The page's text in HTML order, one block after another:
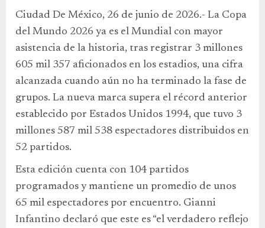
Ciudad De México, 26 de junio de 2026.- La Copa
del Mundo 2026 ya es el Mundial con mayor
asistencia de la historia, tras registrar 3 millones
605 mil 357 aficionados en los estadios, una cifra
alcanzada cuando aún no ha terminado la fase de
grupos. La nueva marca supera el récord anterior
establecido por Estados Unidos 1994, que tuvo 3
millones 587 mil 538 espectadores distribuidos en
52 partidos.
Esta edición cuenta con 104 partidos
programados y mantiene un promedio de unos
65 mil espectadores por encuentro. Gianni
Infantino declaró que este es “el verdadero reflejo